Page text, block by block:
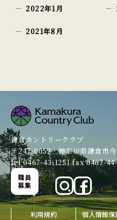
2022年1月
2021年8月
鎌倉カントリークラブ
〒247-0052 神奈川県鎌倉市今
tel 0467-43-1251 fax 0467-
職員
募集
利用規約 個人情報